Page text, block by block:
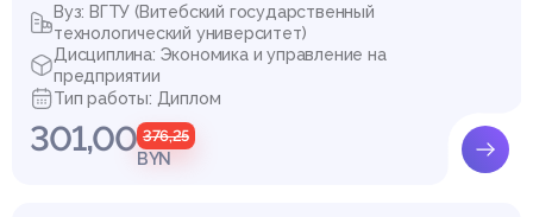
Вуз: ВГТУ (Витебский государственный
технологический университет)
Дисциплина: Экономика и управление на
предприятии
Тип работы: Диплом
301,00 376,25
BYN